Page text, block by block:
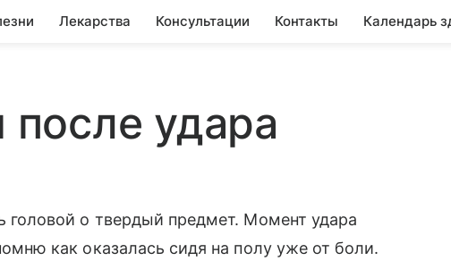
Лекарства Консультации Контакты Календарь
удара
головой о твердый предмет. Момент удара
как оказалась сидя на полу уже от боли.